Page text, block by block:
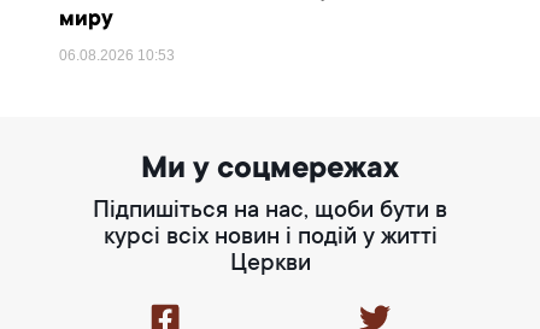
миру
06.08.2026 10:53
Ми у соцмережах
Підпишіться на нас, щоби бути в
курсі всіх новин і подій у житті
Церкви